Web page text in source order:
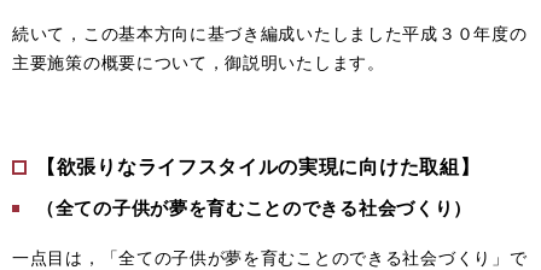
続いて，この基本方向に基づき編成いたしました平成３０年度の
主要施策の概要について，御説明いたします。
【欲張りなライフスタイルの実現に向けた取組】
（全ての子供が夢を育むことのできる社会づくり）
一点目は，「全ての子供が夢を育むことのできる社会づくり」で